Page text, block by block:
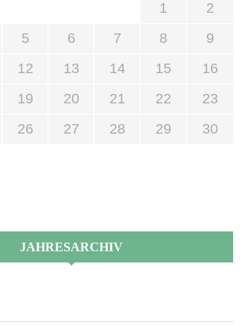
1
2
5 6 7 8
9
12 13 14 15
16
19 20 21 22
23
26 27 28 29
30
JAHRESARCHIV